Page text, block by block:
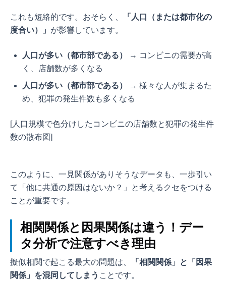
これも短絡的です。おそらく、
「人口（または都市化の
度合い）」 が影響しています。
人口が多い（都市部である）
→ コンビニの需要が高
く、店舗数が多くなる
人口が多い（都市部である）
→ 様々な人が集まるた
め、犯罪の発生件数も多くなる
[人口規模で色分けしたコンビニの店舗数と犯罪の発生件
数の散布図]
このように、一見関係がありそうなデータも、一歩引い
て「他に共通の原因はないか？」と考えるクセをつける
ことが重要です。
相関関係と因果関係は違う！デー
タ分析で注意すべき理由
擬似相関で起こる最大の問題は、
「相関関係」と「因果
関係」を混同してしまう ことです。